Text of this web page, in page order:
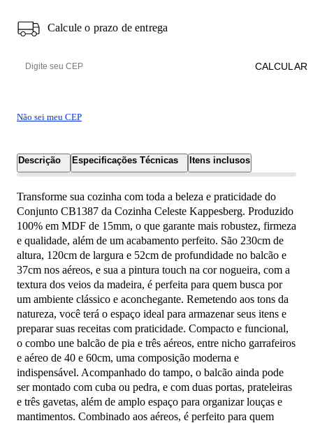
Calcule o prazo de entrega
Não sei meu CEP
CALCULAR
Descrição Especificações Técnicas Itens inclusos
Transforme sua cozinha com toda a beleza e praticidade do
Conjunto CB1387 da Cozinha Celeste Kappesberg. Produzido
100% em MDF de 15mm, o que garante mais robustez, firmeza
e qualidade, além de um acabamento perfeito. São 230cm de
altura, 120cm de largura e 52cm de profundidade no balcão e
37cm nos aéreos, e sua a pintura touch na cor nogueira, com a
textura dos veios da madeira, é perfeita para quem busca por
um ambiente clássico e aconchegante. Remetendo aos tons da
natureza, você terá o espaço ideal para armazenar seus itens e
preparar suas receitas com praticidade. Compacto e funcional,
o combo une balcão de pia e três aéreos, entre nicho garrafeiros
e aéreo de 40 e 60cm, uma composição moderna e
indispensável. Acompanhado do tampo, o balcão ainda pode
ser montado com cuba ou pedra, e com duas portas, prateleiras
e três gavetas, além de amplo espaço para organizar louças e
mantimentos. Combinado aos aéreos, é perfeito para quem